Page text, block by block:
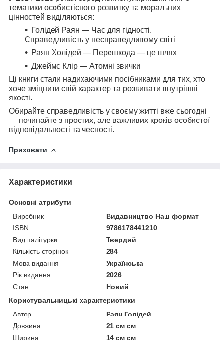
тематики особистісного розвитку та моральних
цінностей виділяються:
Голідей Раян — Час для гідності.
Справедливість у несправедливому світі
Раян Холідей — Перешкода — це шлях
Джеймс Клір — Атомні звички
Ці книги стали надихаючими посібниками для тих, хто
хоче зміцнити свій характер та розвивати внутрішні
якості.
Обирайте справедливість у своєму житті вже сьогодні
— починайте з простих, але важливих кроків особистої
відповідальності та чесності.
Приховати
Характеристики
Основні атрибути
Виробник
Видавництво Наш формат
ISBN
9786178441210
Вид палітурки
Твердий
Кількість сторінок
284
Мова видання
Українська
Рік видання
2026
Стан
Новий
Користувальницькі характеристики
Автор
Раян Голідей
Довжина:
21 см см
Ширина
14 см см